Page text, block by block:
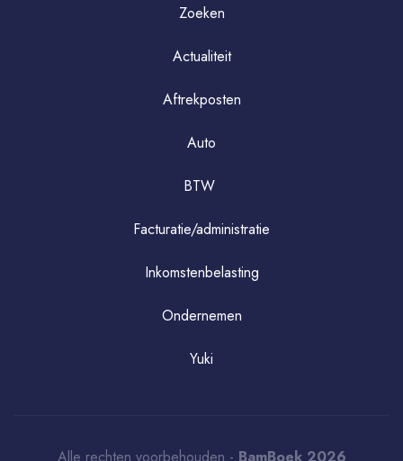
Zoeken
Actualiteit
Aftrekposten
Auto
BTW
Facturatie/administratie
Inkomstenbelasting
Ondernemen
Yuki
Alle rechten voorbehouden - BamBoek 2026